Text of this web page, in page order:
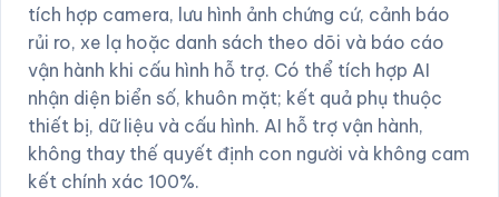
tích hợp camera, lưu hình ảnh chứng cứ, cảnh báo
rủi ro, xe lạ hoặc danh sách theo dõi và báo cáo
vận hành khi cấu hình hỗ trợ. Có thể tích hợp AI
nhận diện biển số, khuôn mặt; kết quả phụ thuộc
thiết bị, dữ liệu và cấu hình. AI hỗ trợ vận hành,
không thay thế quyết định con người và không cam
kết chính xác 100%.